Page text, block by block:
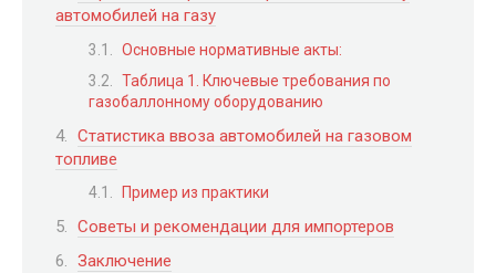
автомобилей на газу
Основные нормативные акты:
Таблица 1. Ключевые требования по
газобаллонному оборудованию
Статистика ввоза автомобилей на газовом
топливе
Пример из практики
Советы и рекомендации для импортеров
Заключение